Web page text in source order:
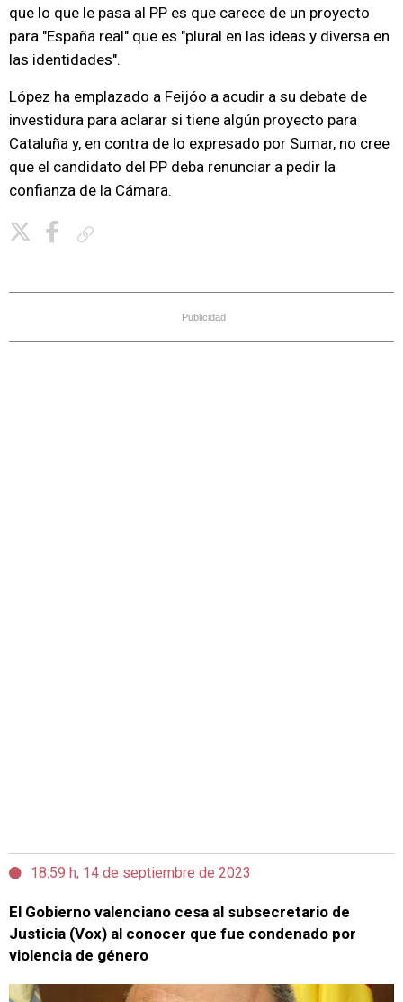
que lo que le pasa al PP es que carece de un proyecto
para "España real" que es "plural en las ideas y diversa en
las identidades".
López ha emplazado a Feijóo a acudir a su debate de
investidura para aclarar si tiene algún proyecto para
Cataluña y, en contra de lo expresado por Sumar, no cree
que el candidato del PP deba renunciar a pedir la
confianza de la Cámara.
Publicidad
18:59 h, 14 de septiembre de 2023
El Gobierno valenciano cesa al subsecretario de
Justicia (Vox) al conocer que fue condenado por
violencia de género